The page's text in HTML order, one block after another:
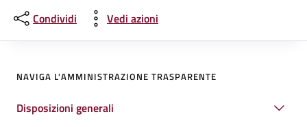
Condividi Vedi azioni
NAVIGA L'AMMINISTRAZIONE TRASPARENTE
Disposizioni generali